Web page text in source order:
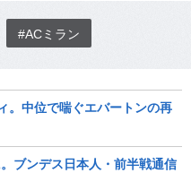
#ACミラン
。中位で喘ぐエバートンの再
ブンデス日本人・前半戦通信